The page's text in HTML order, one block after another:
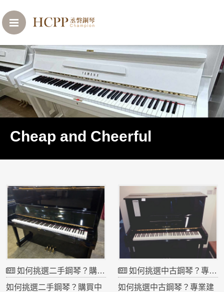
Cheap and Cheerful
如何挑選二手鋼琴？購買中古鋼琴前必看的專業指南
如何挑選二手鋼琴？購買中
如何挑選中古鋼琴？專業建議與購買重點全攻略
如何挑選中古鋼琴？專業建